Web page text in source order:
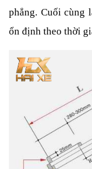
phẳng. Cuối cùng
ổn định theo thời